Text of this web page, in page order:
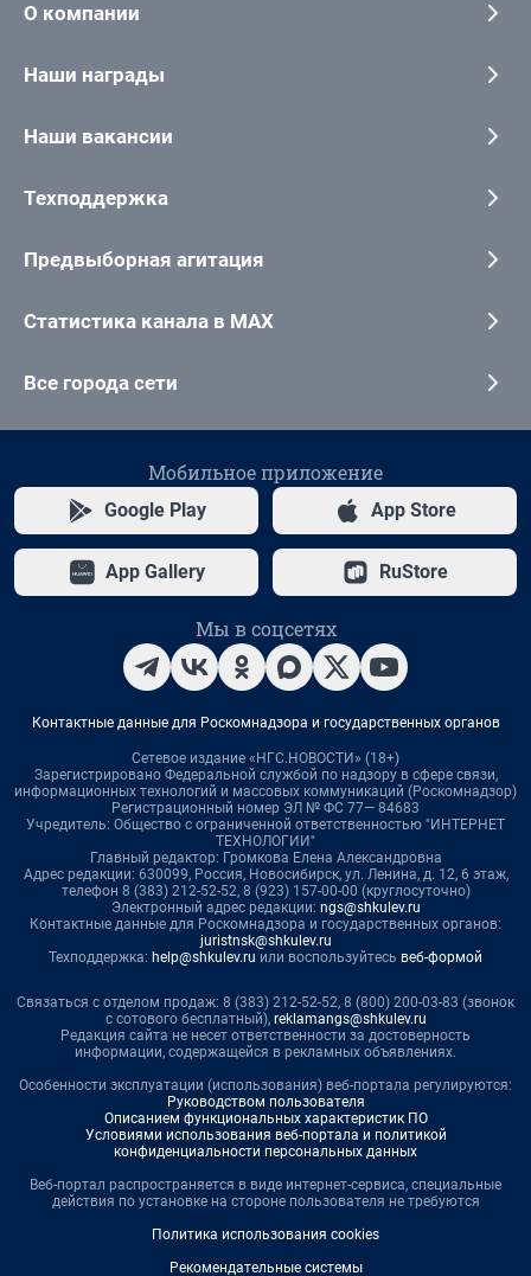
О компании
Наши награды
Наши вакансии
Техподдержка
Предвыборная агитация
Статистика канала в MAX
Все города сети
Мобильное приложение
Google Play App Store
App Gallery RuStore
Мы в соцсетях
Контактные данные для Роскомнадзора и государственных органов
Сетевое издание «НГС.НОВОСТИ» (18+)
Зарегистрировано Федеральной службой по надзору в сфере связи,
информационных технологий и массовых коммуникаций (Роскомнадзор)
Регистрационный номер ЭЛ № ФС 77— 84683
Учредитель: Общество с ограниченной ответственностью "ИНТЕРНЕТ
ТЕХНОЛОГИИ"
Главный редактор: Громкова Елена Александровна
Адрес редакции: 630099, Россия, Новосибирск, ул. Ленина, д. 12, 6 этаж,
телефон 8 (383) 212-52-52, 8 (923) 157-00-00 (круглосуточно)
Электронный адрес редакции: ngs@shkulev.ru
Контактные данные для Роскомнадзора и государственных органов:
juristnsk@shkulev.ru
Техподдержка: help@shkulev.ru или воспользуйтесь веб-формой
Связаться с отделом продаж: 8 (383) 212-52-52, 8 (800) 200-03-83 (звонок
с сотового бесплатный), reklamangs@shkulev.ru
Редакция сайта не несет ответственности за достоверность
информации, содержащейся в рекламных объявлениях.
Особенности эксплуатации (использования) веб-портала регулируются:
Руководством пользователя
Описанием функциональных характеристик ПО
Условиями использования веб-портала и политикой
конфиденциальности персональных данных
Веб-портал распространяется в виде интернет-сервиса, специальные
действия по установке на стороне пользователя не требуются
Политика использования cookies
Рекомендательные системы